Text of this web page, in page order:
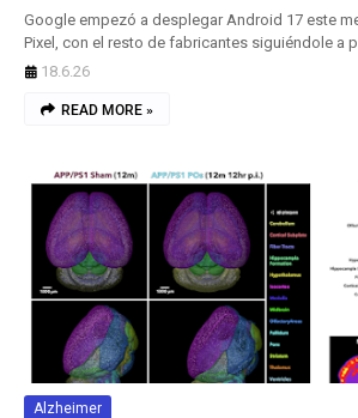
Google empezó a desplegar Android 17 este
Pixel, con el resto de fabricantes siguiéndole a
18.6.26
READ MORE »
Alzheimer